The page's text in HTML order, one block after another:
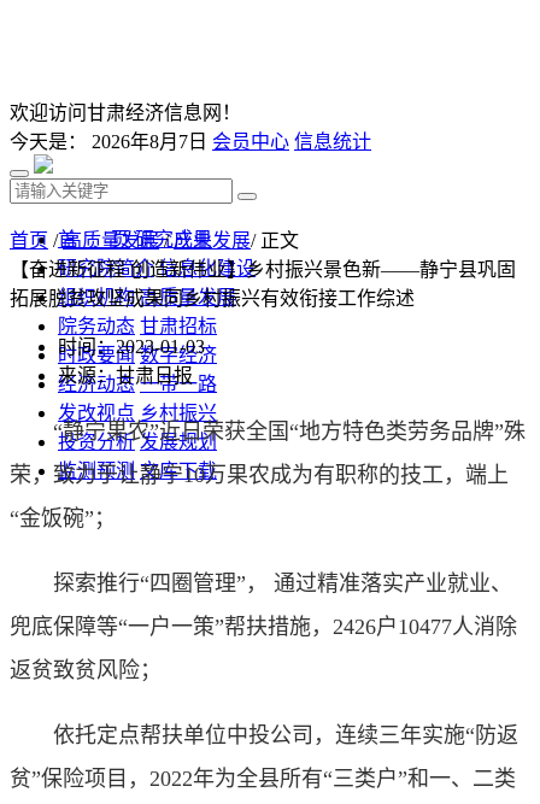
欢迎访问甘肃经济信息网！
今天是： 2026年8月7日 会员中心 信息统计
首 页 研究成果
研究院简介 信息化建设
组织机构 高质量发展
院务动态 甘肃招标
时政要闻 数字经济
经济动态 一带一路
发改视点 乡村振兴
投资分析 发展规划
监测预测 文库下载
首页 /高质量发展/产业发展/ 正文
【奋进新征程 创造新伟业】乡村振兴景色新——静宁县巩固
拓展脱贫攻坚成果同乡村振兴有效衔接工作综述
时间：2023-01-03
来源：甘肃日报
“静宁果农”近日荣获全国“地方特色类劳务品牌”殊
荣，致力于让静宁10万果农成为有职称的技工，端上
“金饭碗”；
探索推行“四圈管理”， 通过精准落实产业就业、
兜底保障等“一户一策”帮扶措施，2426户10477人消除
返贫致贫风险；
依托定点帮扶单位中投公司，连续三年实施“防返
贫”保险项目，2022年为全县所有“三类户”和一、二类